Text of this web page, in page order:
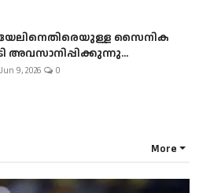
സൈനിക
അവസാനിപ്പിക്കുന്നു...
Jun 9, 2026 0
More